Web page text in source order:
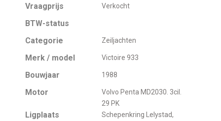
Vraagprijs Verkocht
BTW-status
Categorie
Zeiljachten
Merk / model Victoire 933
Bouwjaar 1988
Motor
Volvo Penta MD2030. 3cil.
29 PK
Ligplaats
Schepenkring Lelystad,